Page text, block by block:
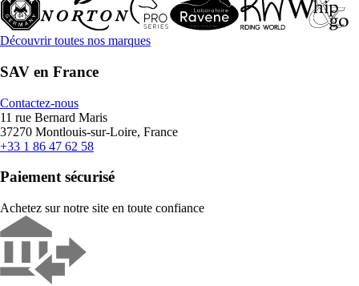
Découvrir toutes nos marques
SAV en France
Contactez-nous
11 rue Bernard Maris
37270 Montlouis-sur-Loire, France
+33 1 86 47 62 58
Paiement sécurisé
Achetez sur notre site en toute confiance